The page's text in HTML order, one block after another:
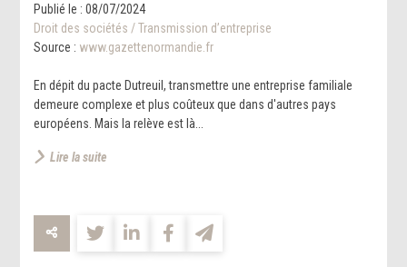
Publié le :08/07/2024
Droit des sociétés /Transmission d’entreprise
Source : www.gazettenormandie.fr
En dépit du pacte Dutreuil, transmettre une entreprise familiale
demeure complexe et plus coûteux que dans d'autres pays
européens. Mais la relève est là...
Lire la suite